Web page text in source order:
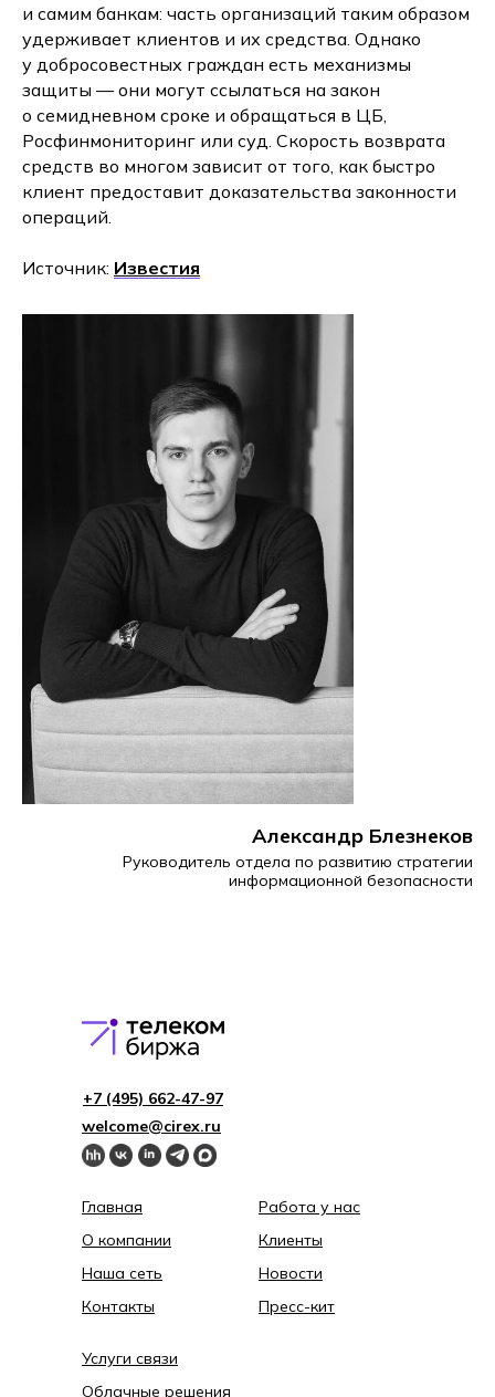
и самим банкам: часть организаций таким образом
удерживает клиентов и их средства. Однако
у добросовестных граждан есть механизмы
защиты — они могут ссылаться на закон
о семидневном сроке и обращаться в ЦБ,
Росфинмониторинг или суд. Скорость возврата
средств во многом зависит от того, как быстро
клиент предоставит доказательства законности
операций.
Источник: Известия
Александр Блезнеков
Руководитель отдела по развитию стратегии
информационной безопасности
Главная
О компании
Наша сеть
Контакты
Работа у нас
Клиенты
Новости
Пресс-кит
welcome@cirex.ru
+7 (495) 662-4 7-97
Услуги связи
Облачные решения